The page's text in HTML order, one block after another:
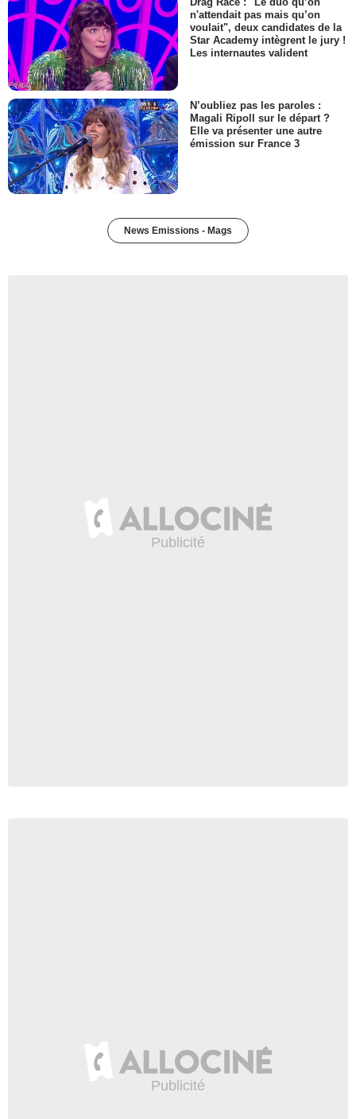
n'attendait pas mais qu’on
voulait", deux candidates de la
Star Academy intègrent le jury !
Les internautes valident
N’oubliez pas les paroles :
Magali Ripoll sur le départ ?
Elle va présenter une autre
émission sur France 3
News Emissions - Mags